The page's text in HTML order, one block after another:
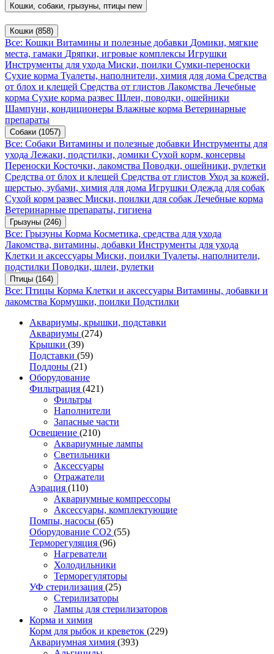
Кошки, собаки, грызуны, птицы new
Кошки (858)
Все: Кошки Витамины и полезные добавки Домики, мягкие
места, гамаки Дряпки, игровые комплексы Игрушки
Инструменты для ухода Миски, поилки Сумки-переноски
Сухие корма Туалеты, наполнители, химия для дома Средства
от блох и клещей Средства от глистов Лакомства Лечебные
корма Сухие корма развес Шлеи, поводки, ошейники
Шампуни, кондиционеры Влажные корма Ветеринарные
препараты
Собаки (1057)
Все: Собаки Витамины и полезные добавки Инструменты для
ухода Лежаки, подстилки, домики Сухой корм, консервы
Переноски Косточки, лакомства Поводки, ошейники, рулетки
Средства от блох и клещей Средства от глистов Уход за кожей,
шерстью, зубами, химия для дома Игрушки Одежда для собак
Сухой корм развес Миски, поилки для собак Лечебные корма
Ветеринарные препараты, гигиена
Грызуны (246)
Все: Грызуны Корма Косметика, средства для ухода
Лакомства, витамины, добавки Инструменты для ухода
Клетки и аксессуары Миски, поилки Туалеты, наполнители,
подстилки Поводки, шлеи, рулетки
Птицы (164)
Все: Птицы Корма Клетки и аксессуары Витамины, добавки и
лакомства Кормушки, поилки Подстилки
Аквариумы, крышки, подставки
Аквариумы (274)
Крышки (39)
Подставки (59)
Поддоны (21)
Оборудование
Фильтрация (421)
Фильтры
Наполнители
Запасные части
Освещение (210)
Аквариумные лампы
Светильники
Аксессуары
Отражатели
Аэрация (110)
Аквариумные компрессоры
Аксессуары, комплектующие
Помпы, насосы (65)
Оборудование CO2 (55)
Терморегуляция (96)
Нагреватели
Холодильники
Терморегуляторы
УФ стерилизация (25)
Стерилизаторы
Лампы для стерилизаторов
Корма и химия
Корм для рыбок и креветок (229)
Аквариумная химия (393)